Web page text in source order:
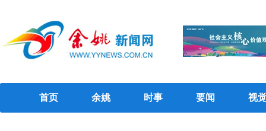
首页 余姚 时事 要闻 视